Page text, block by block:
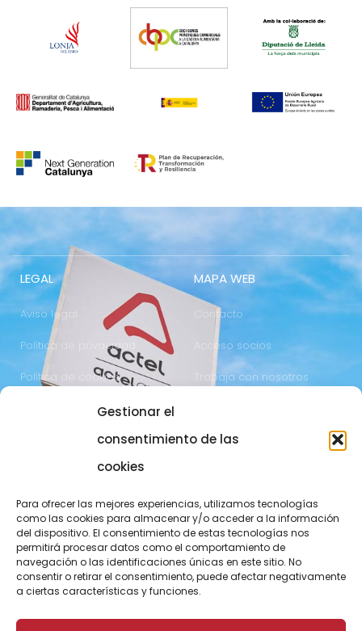
Gestionar el
consentimiento de las
cookies
Para ofrecer las mejores experiencias, utilizamos tecnologías
como las cookies para almacenar y/o acceder a la información
del dispositivo. El consentimiento de estas tecnologías nos
permitirá procesar datos como el comportamiento de
navegación o las identificaciones únicas en este sitio. No
consentir o retirar el consentimiento, puede afectar negativamente
a ciertas características y funciones.
LEGAL
Aviso legal
Política de privacidad
Política de cookies
MAPA WEB
Contacto
Acceso socios
Trabaja con nosotros
973 700 800
actel@actel.es
25196 Lleida
comunicacio@actel.es
CONOCE NOVACOOP